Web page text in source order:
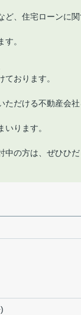
ど、住宅ローンに
。
おります。
ただける不動産会
ります。
中の方は、ぜひひ